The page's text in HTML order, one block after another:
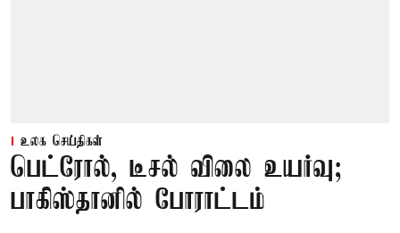
உலக செய்திகள்
பெட்ரோல், டீசல் விலை உயர்வு;
பாகிஸ்தானில் போராட்டம்